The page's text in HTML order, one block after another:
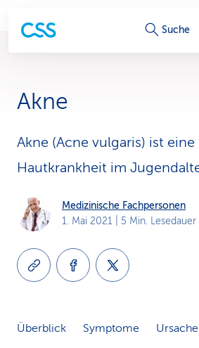
S
i
c
e
-
Suche
Akne
Akne (Acne vulgaris) ist
Hautkrankheit im
Medizinische Fachpersonen
1. Mai 2021 | 5 Min. Lesedauer
Überblick Symptome